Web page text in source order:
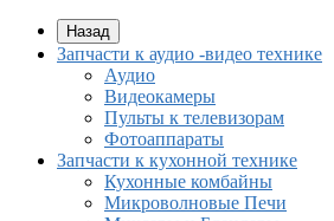
Назад
Запчасти к аудио -видео технике
Аудио
Видеокамеры
Пульты к телевизорам
Фотоаппараты
Запчасти к кухонной технике
Кухонные комбайны
Микроволновые Печи